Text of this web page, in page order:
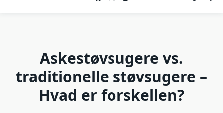
Askestøvsugere vs.
traditionelle støvsugere –
Hvad er forskellen?